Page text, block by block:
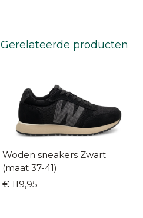
Gerelateerde producten
Woden sneakers Zwart
(maat 37-41)
€ 119,95